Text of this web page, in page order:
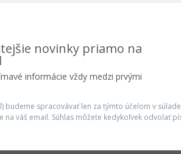
novinky priamo na
informácie vždy medzi prvými
budeme spracovávať len za týmto účelom v
na váš email. Súhlas môžete kedykoľvek odvolať